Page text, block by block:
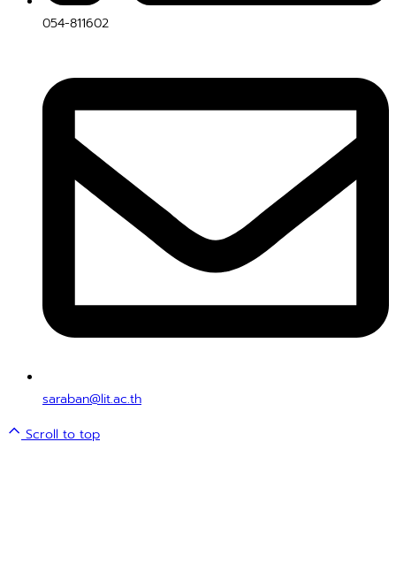
054-811602
saraban@lit.ac.th
Scroll to top